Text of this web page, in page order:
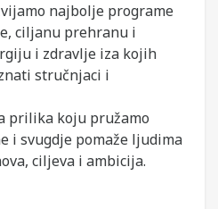
najbolje programe
ciljanu prehranu i
i zdravlje iza kojih
stručnjaci i
prilika koju pružamo
i svugdje pomaže ljudima
ciljeva i ambicija.